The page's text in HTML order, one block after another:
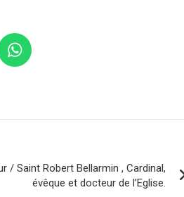
/ Saint Robert Bellarmin , Cardinal,
évêque et docteur de l’Eglise.